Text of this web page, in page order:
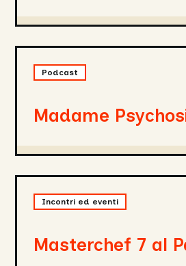
Podcast
Madame
Psychosis
Incontri ed eventi
Masterchef 7 al